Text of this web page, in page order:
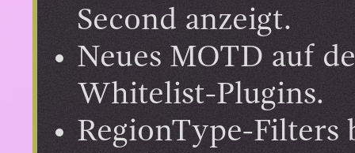
Second anzeigt.
Neues MOTD auf
Whitelist-Plugins.
RegionType-